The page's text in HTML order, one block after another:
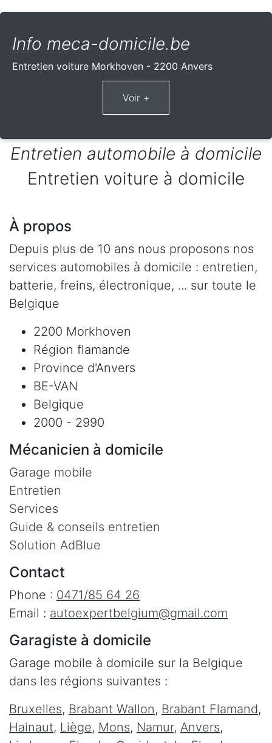
Info meca-domicile.be
Entretien voiture Morkhoven - 2200 Anvers
Entretien automobile à domicile
Entretien voiture à domicile
À propos
Depuis plus de 10 ans nous proposons nos
services automobiles à domicile : entretien,
batterie, freins, électronique, ... sur toute le
Belgique
2200 Morkhoven
Région flamande
Province d'Anvers
BE-VAN
Belgique
2000 - 2990
Mécanicien à domicile
Garage mobile
Entretien
Services
Guide & conseils entretien
Solution AdBlue
Contact
Phone : 0471/85 64 26
Email : autoexpertbelgium@gmail.com
Garagiste à domicile
Garage mobile à domicile sur la Belgique
dans les régions suivantes :
Bruxelles, Brabant Wallon, Brabant Flamand,
Hainaut, Liège, Mons, Namur, Anvers,